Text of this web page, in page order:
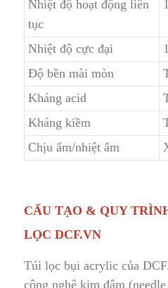
Nhiệt độ hoạt động liên
tục
Nhiệt độ cực đại
Độ bền mài mòn
Kháng acid
Kháng kiềm
Chịu ẩm/nhiệt ẩm
CẤU TẠO & QUY
LỌC DCF.VN
Túi lọc bụi acrylic của
công nghệ kim đâm